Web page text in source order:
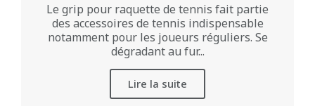
Le grip pour raquette de tennis fait partie
des accessoires de tennis indispensable
notamment pour les joueurs réguliers. Se
dégradant au fur...
Lire la suite